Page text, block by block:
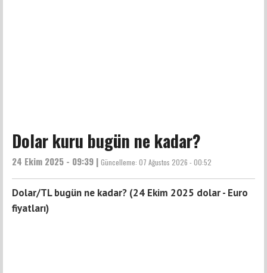
Dolar kuru bugün ne kadar?
24 Ekim 2025 - 09:39 | Güncelleme: 07 Ağustos 2026 - 00:52
Dolar/TL bugün ne kadar? (24 Ekim 2025 dolar - Euro
fiyatları)